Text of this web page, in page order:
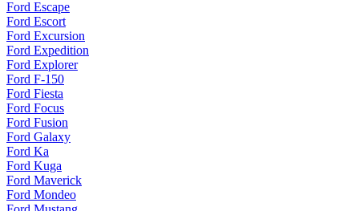
Ford Escape
Ford Escort
Ford Excursion
Ford Expedition
Ford Explorer
Ford F-150
Ford Fiesta
Ford Focus
Ford Fusion
Ford Galaxy
Ford Ka
Ford Kuga
Ford Maverick
Ford Mondeo